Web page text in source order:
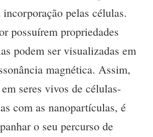
pelas células.
possuírem propriedades
podem ser visualizadas em
magnética. Assim,
seres vivos de células-
com as nanopartículas, é
o seu percurso de